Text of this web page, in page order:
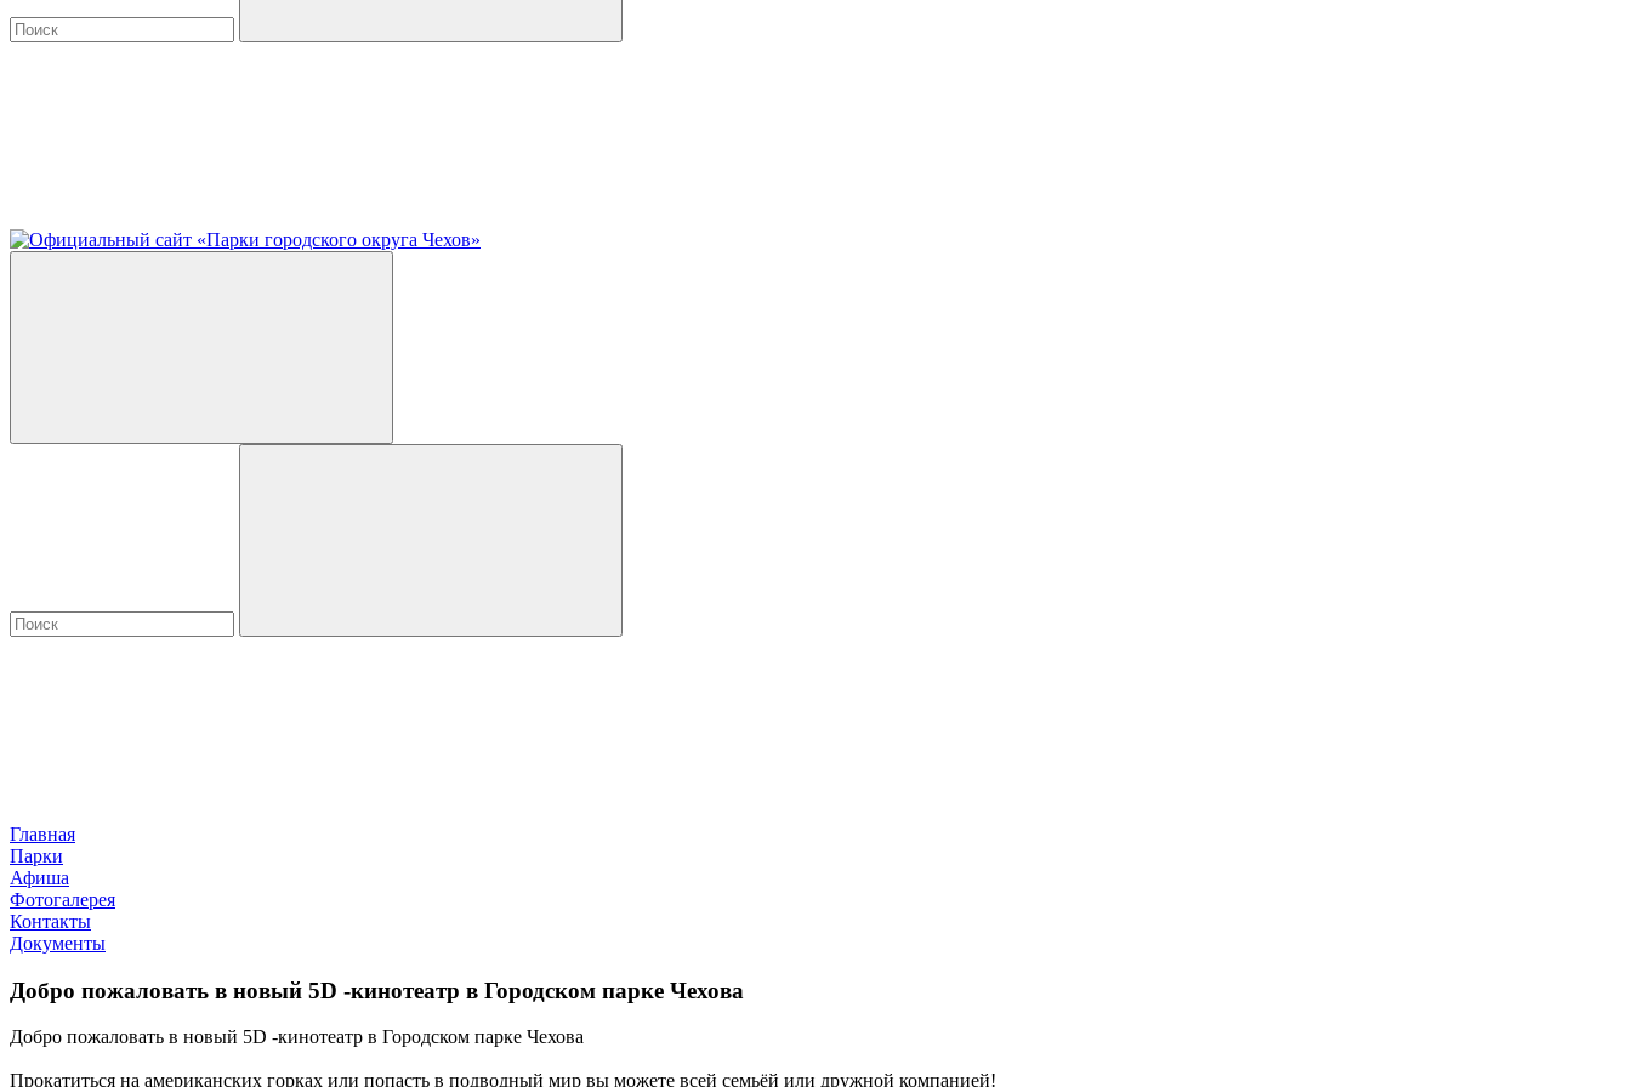
Главная
Парки
Афиша
Фотогалерея
Контакты
Документы
Добро пожаловать в новый 5D -кинотеатр в Городском парке Чехова
Добро пожаловать в новый 5D -кинотеатр в Городском парке Чехова
Прокатиться на американских горках или попасть в подводный мир вы можете всей семьёй или дружной компанией!